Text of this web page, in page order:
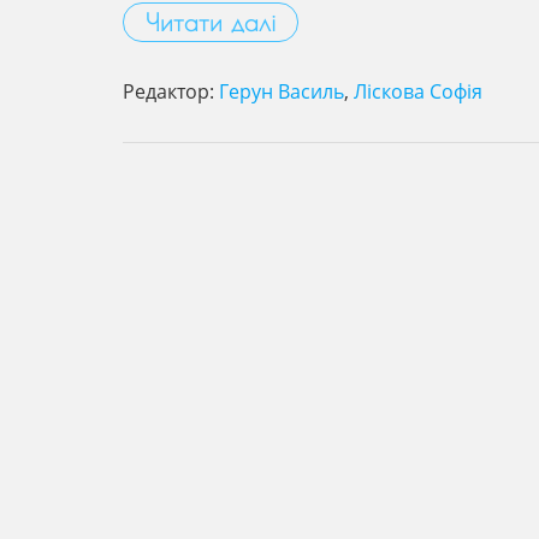
Читати далі
Редактор: Герун Василь, Ліскова Софія